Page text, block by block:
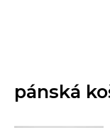
pánská